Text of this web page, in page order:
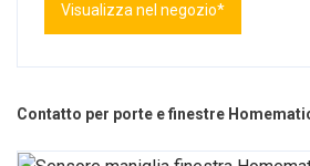
Visualizza nel negozio*
Contatto per porte e finestre